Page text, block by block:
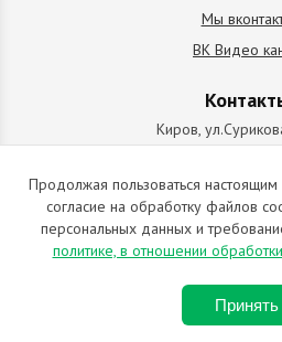
Мы
ВК Видео
Киров,
схема
+7 (912)
ИП Позолотин
ИНН 434537218055 / ОГРН ИП
2009-2026 © Все права защищены.
запрещено. Отправляя любую форму
Продолжая пользоваться
согласие на обработку файлов
персональных данных и
политике, в отношении
Принять